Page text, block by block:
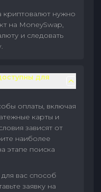
криптовалют нужно
на MoneySwap,
и следовать
для
оплаты, включая
карты и
зависят от
наиболее
этапе поиска
вас способ
заявку на